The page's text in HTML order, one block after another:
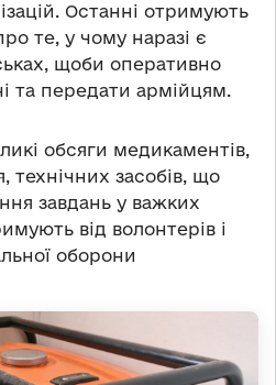
Останні отримують
те, у чому наразі є
щоби оперативно
та передати армійцям.
обсяги медикаментів,
технічних засобів, що
завдань у важких
від волонтерів і
оборони